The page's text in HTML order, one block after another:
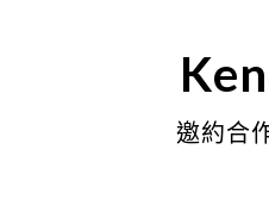
邀約合